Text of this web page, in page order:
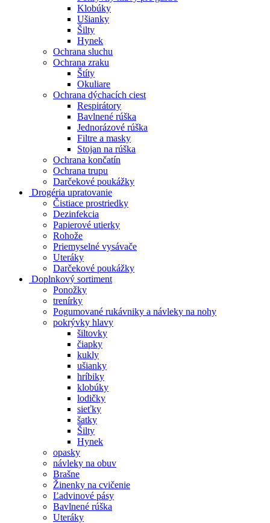
Klobúky
Ušianky
Šilty
Hynek
Ochrana sluchu
Ochrana zraku
Štíty
Okuliare
Ochrana dýchacích ciest
Respirátory
Bavlnené rúška
Jednorázové rúška
Filtre a masky
Stojan na rúška
Ochrana končatín
Ochrana trupu
Darčekové poukážky
Drogéria upratovanie
Čistiace prostriedky
Dezinfekcia
Papierové utierky
Rohože
Priemyselné vysávače
Uteráky
Darčekové poukážky
Doplnkový sortiment
Ponožky
trenírky
Pogumované rukávniky a návleky na nohy
pokrývky hlavy
šiltovky
čiapky
kukly
ušianky
hríbiky
klobúky
lodičky
sieťky
šatky
Šilty
Hynek
opasky
návleky na obuv
Brašne
Žinenky na cvičenie
Ľadvinové pásy
Bavlnené rúška
Uteráky